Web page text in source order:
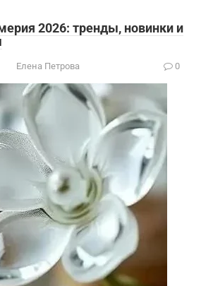
2026: тренды, новинки и
Елена Петрова 0